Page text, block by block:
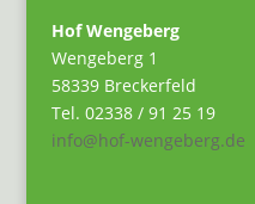
Hof Wengeberg
Wengeberg 1
58339 Breckerfeld
Tel. 02338 / 91 25 19
info@hof-wengeberg.de